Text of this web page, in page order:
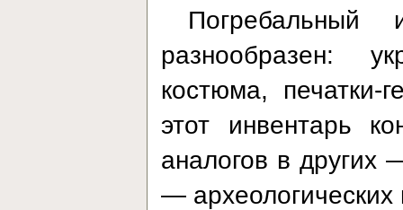
Погребальный
разнообразен:
костюма,
этот инвентарь
аналогов в
—